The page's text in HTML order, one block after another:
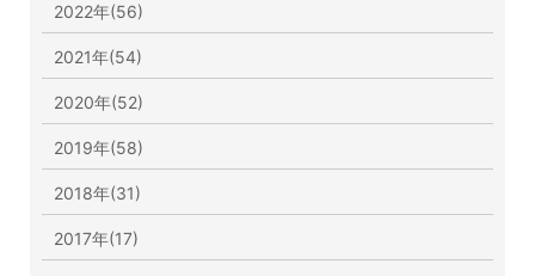
2022年(56)
2021年(54)
2020年(52)
2019年(58)
2018年(31)
2017年(17)